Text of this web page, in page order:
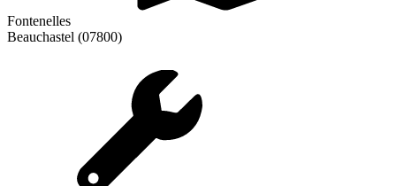
Fontenelles
Beauchastel (07800)